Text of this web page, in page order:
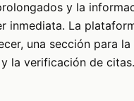
y la
inmediata. La
una sección para la
la verificación de citas.